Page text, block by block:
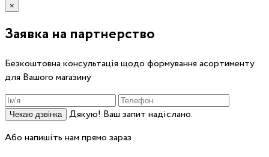
×
Заявка на партнерство
Безкоштовна консультація щодо формування асортименту
для Вашого магазину
Чекаю дзвінка
Дякую! Ваш запит надіслано.
Або напишіть нам прямо зараз